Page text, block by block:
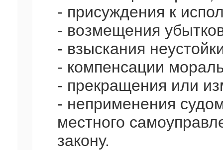
- присуждения к
- возмещения
- взыскания
- компенсации
- прекращения или
- неприменения
местного
закону.